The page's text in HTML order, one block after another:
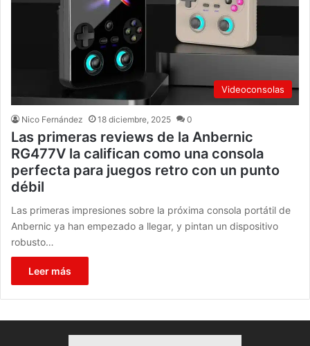
Videoconsolas
Nico Fernández 18 diciembre, 2025 0
Las primeras reviews de la Anbernic
RG477V la califican como una consola
perfecta para juegos retro con un punto
débil
Las primeras impresiones sobre la próxima consola portátil de
Anbernic ya han empezado a llegar, y pintan un dispositivo
robusto…
Leer más